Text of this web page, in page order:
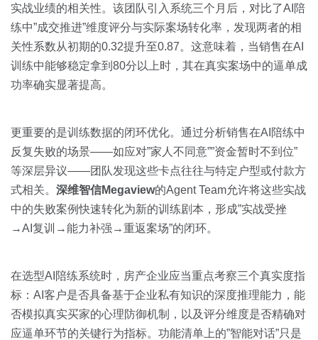
实战业绩的相关性。该团队引入系统三个月后，对比了AI陪
练中”成交推进”维度评分与实际案场转化率，发现两者的相
关性系数从初期的0.32提升至0.87。这意味着，当销售在AI
训练中能够稳定拿到80分以上时，其在真实案场中的逼单成
功率确实显著提高。
更重要的是训练数据的闭环优化。通过分析销售在AI陪练中
反复失败的场景——如应对”家人不同意””资金暂时不到位”
等深层异议——团队发现这些卡点往往与特定户型或付款方
式相关。 深维智信Megaview的Agent Team允许将这些实战
中的失败案例快速转化为新的训练剧本，形成”实战受挫
→AI复训→能力补强→重返案场”的闭环。
在选型AI陪练系统时，房产企业应当重点考察三个真实度指
标：AI客户是否具备基于企业私有知识的深度推理能力，能
否模拟真实买家的心理防御机制，以及评分维度是否精确对
应逼单环节的关键行为指标。功能清单上的”智能对话”只是